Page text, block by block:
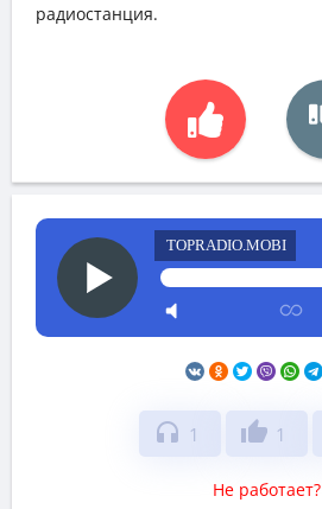
радиостанция.
TOPRADIO.MOBI
headphones 1 thumb_up 1
Не работает?